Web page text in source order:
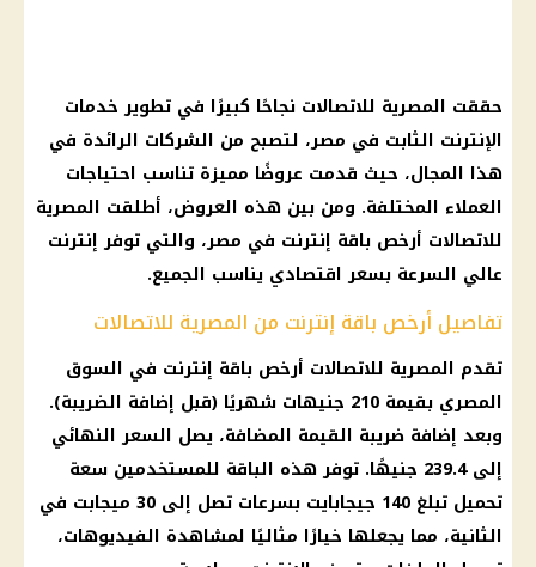
حققت المصرية للاتصالات نجاحًا كبيرًا في تطوير خدمات
الإنترنت الثابت في مصر، لتصبح من الشركات الرائدة في
هذا المجال، حيث قدمت عروضًا مميزة تناسب احتياجات
العملاء المختلفة. ومن بين هذه العروض، أطلقت المصرية
للاتصالات أرخص باقة إنترنت في مصر، والتي توفر إنترنت
عالي السرعة بسعر اقتصادي يناسب الجميع.
تفاصيل أرخص باقة إنترنت من المصرية للاتصالات
تقدم المصرية للاتصالات أرخص باقة إنترنت في السوق
المصري بقيمة 210 جنيهات شهريًا (قبل إضافة الضريبة).
وبعد إضافة ضريبة القيمة المضافة، يصل السعر النهائي
إلى 239.4 جنيهًا. توفر هذه الباقة للمستخدمين سعة
تحميل تبلغ 140 جيجابايت بسرعات تصل إلى 30 ميجابت في
الثانية، مما يجعلها خيارًا مثاليًا لمشاهدة الفيديوهات،